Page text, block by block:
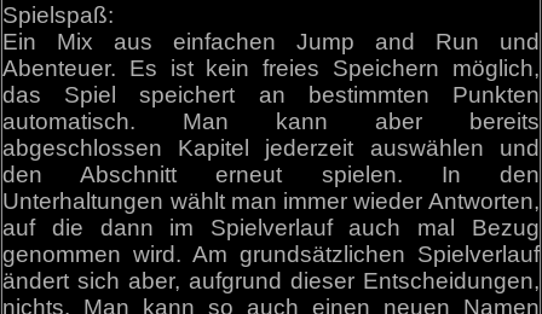
Spielspaß:
Ein Mix aus einfachen Jump and Run und
Abenteuer. Es ist kein freies Speichern möglich,
das Spiel speichert an bestimmten Punkten
automatisch. Man kann aber bereits
abgeschlossen Kapitel jederzeit auswählen und
den Abschnitt erneut spielen. In den
Unterhaltungen wählt man immer wieder Antworten,
auf die dann im Spielverlauf auch mal Bezug
genommen wird. Am grundsätzlichen Spielverlauf
ändert sich aber, aufgrund dieser Entscheidungen,
nichts. Man kann so auch einen neuen Namen